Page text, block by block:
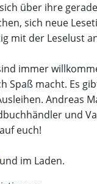
über ihre
sich neue
mit der Leselust
immer
Spaß macht. Es
Andreas
und
euch!
und im Laden.